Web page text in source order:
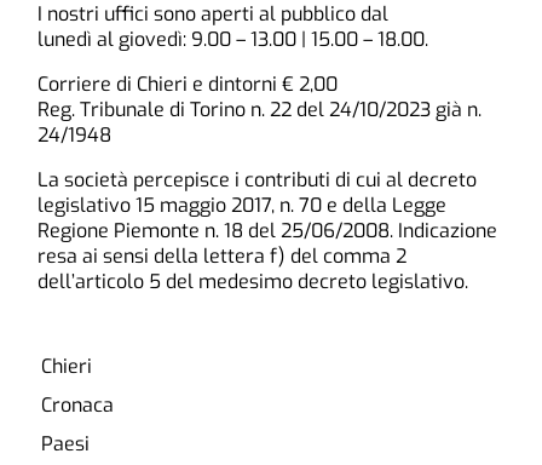
I nostri uffici sono aperti al pubblico dal
lunedì al giovedì: 9.00 – 13.00 | 15.00 – 18.00.
Corriere di Chieri e dintorni € 2,00
Reg. Tribunale di Torino n. 22 del 24/10/2023 già n.
24/1948
La società percepisce i contributi di cui al decreto
legislativo 15 maggio 2017, n. 70 e della Legge
Regione Piemonte n. 18 del 25/06/2008. Indicazione
resa ai sensi della lettera f) del comma 2
dell’articolo 5 del medesimo decreto legislativo.
Chieri
Cronaca
Paesi